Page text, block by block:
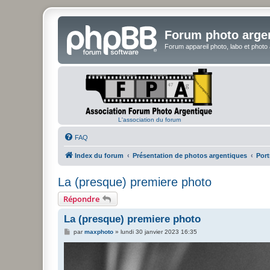
Forum photo
Forum appareil photo, labo et photo
L'association du forum
FAQ
Index du forum Présentation de photos argentiques
La (presque) premiere photo
Répondre
La (presque) premiere photo
Mparmaxphoto» lundi 30 janvier 2023 16:35